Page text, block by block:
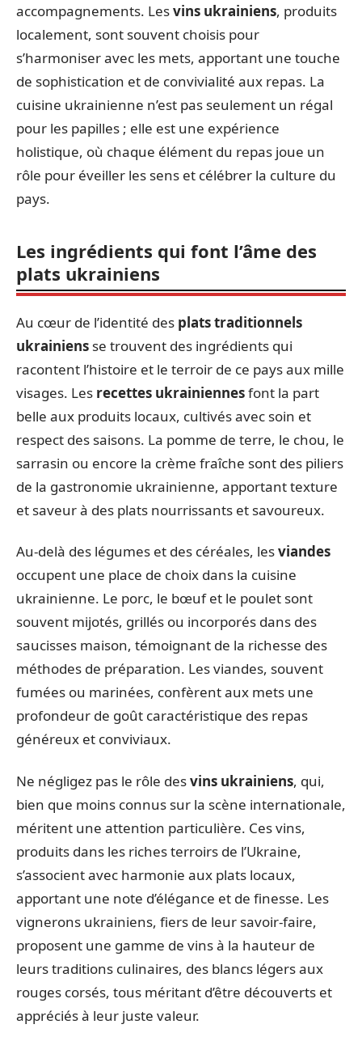
accompagnements. Lesvins ukrainiens, produits
localement, sont souvent choisis pour
s’harmoniser avec les mets, apportant une touche
de sophistication et de convivialité aux repas. La
cuisine ukrainienne n’est pas seulement un régal
pour les papilles ; elle est une expérience
holistique, où chaque élément du repas joue un
rôle pour éveiller les sens et célébrer la culture du
pays.
Les ingrédients qui font l’âme des
plats ukrainiens
Au cœur de l’identité des plats traditionnels
ukrainiens se trouvent des ingrédients qui
racontent l’histoire et le terroir de ce pays aux mille
visages. Les recettes ukrainiennesfont la part
belle aux produits locaux, cultivés avec soin et
respect des saisons. La pomme de terre, le chou, le
sarrasin ou encore la crème fraîche sont des piliers
de la gastronomie ukrainienne, apportant texture
et saveur à des plats nourrissants et savoureux.
Au-delà des légumes et des céréales, lesviandes
occupent une place de choix dans la cuisine
ukrainienne. Le porc, le bœuf et le poulet sont
souvent mijotés, grillés ou incorporés dans des
saucisses maison, témoignant de la richesse des
méthodes de préparation. Les viandes, souvent
fumées ou marinées, confèrent aux mets une
profondeur de goût caractéristique des repas
généreux et conviviaux.
Ne négligez pas le rôle desvins ukrainiens, qui,
bien que moins connus sur la scène internationale,
méritent une attention particulière. Ces vins,
produits dans les riches terroirs de l’Ukraine,
s’associent avec harmonie aux plats locaux,
apportant une note d’élégance et de finesse. Les
vignerons ukrainiens, fiers de leur savoir-faire,
proposent une gamme de vins à la hauteur de
leurs traditions culinaires, des blancs légers aux
rouges corsés, tous méritant d’être découverts et
appréciés à leur juste valeur.